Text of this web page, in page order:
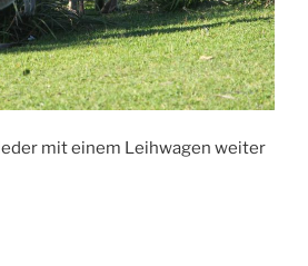
mit einem Leihwagen weiter